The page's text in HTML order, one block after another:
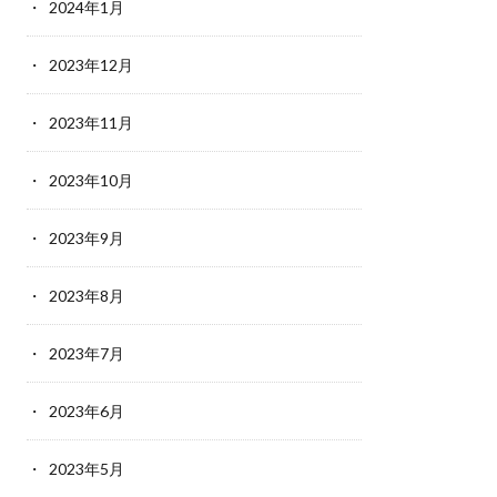
2024年1月
2023年12月
2023年11月
2023年10月
2023年9月
2023年8月
2023年7月
2023年6月
2023年5月